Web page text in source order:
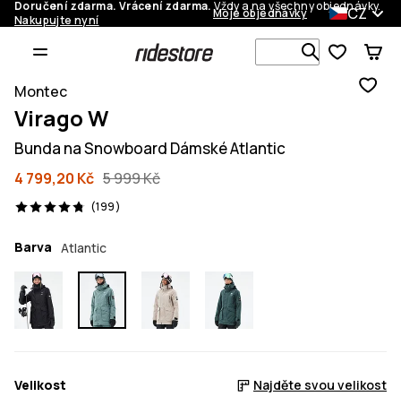
Doručení zdarma. Vrácení zdarma.Vždy a na všechny objednávky.
Nakupujte nyní
Moje objednávky CZ
Vyhledávej
Montec
Virago W
Bunda na Snowboard Dámské Atlantic
4 799,20 Kč 5 999 Kč
(199)
199 recenze, 4.8/5
Barva Atlantic
Velikost Najděte svou velikost